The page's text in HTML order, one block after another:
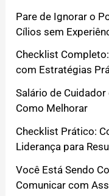
Pare de Ignorar o
Cílios sem
Checklist
com Estratégias
Salário de
Como Melhorar
Checklist Prático:
Liderança para
Você Está Sendo
Comunicar com